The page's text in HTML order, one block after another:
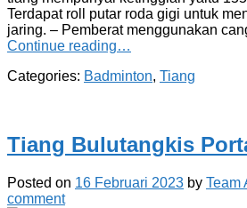
Terdapat roll putar roda gigi untuk
jaring. – Pemberat menggunakan
Continue reading…
Categories: Badminton, Tiang
Tiang Bulutangkis
Posted on 16 Februari 2023 by Team
comment